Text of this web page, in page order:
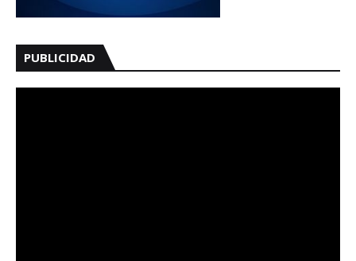
PUBLICIDAD